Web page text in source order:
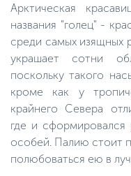
Арктическая
названия "голец" -
среди самых изящных
украшает сотни
поскольку такого
кроме как у
крайнего Севера
где и сформировался
особей. Палию стоит
полюбоваться ею в